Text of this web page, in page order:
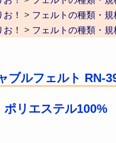
！ > フェルトの種類・規
！ > フェルトの種類・規
ブルフェルト RN-
ポリエステル100%